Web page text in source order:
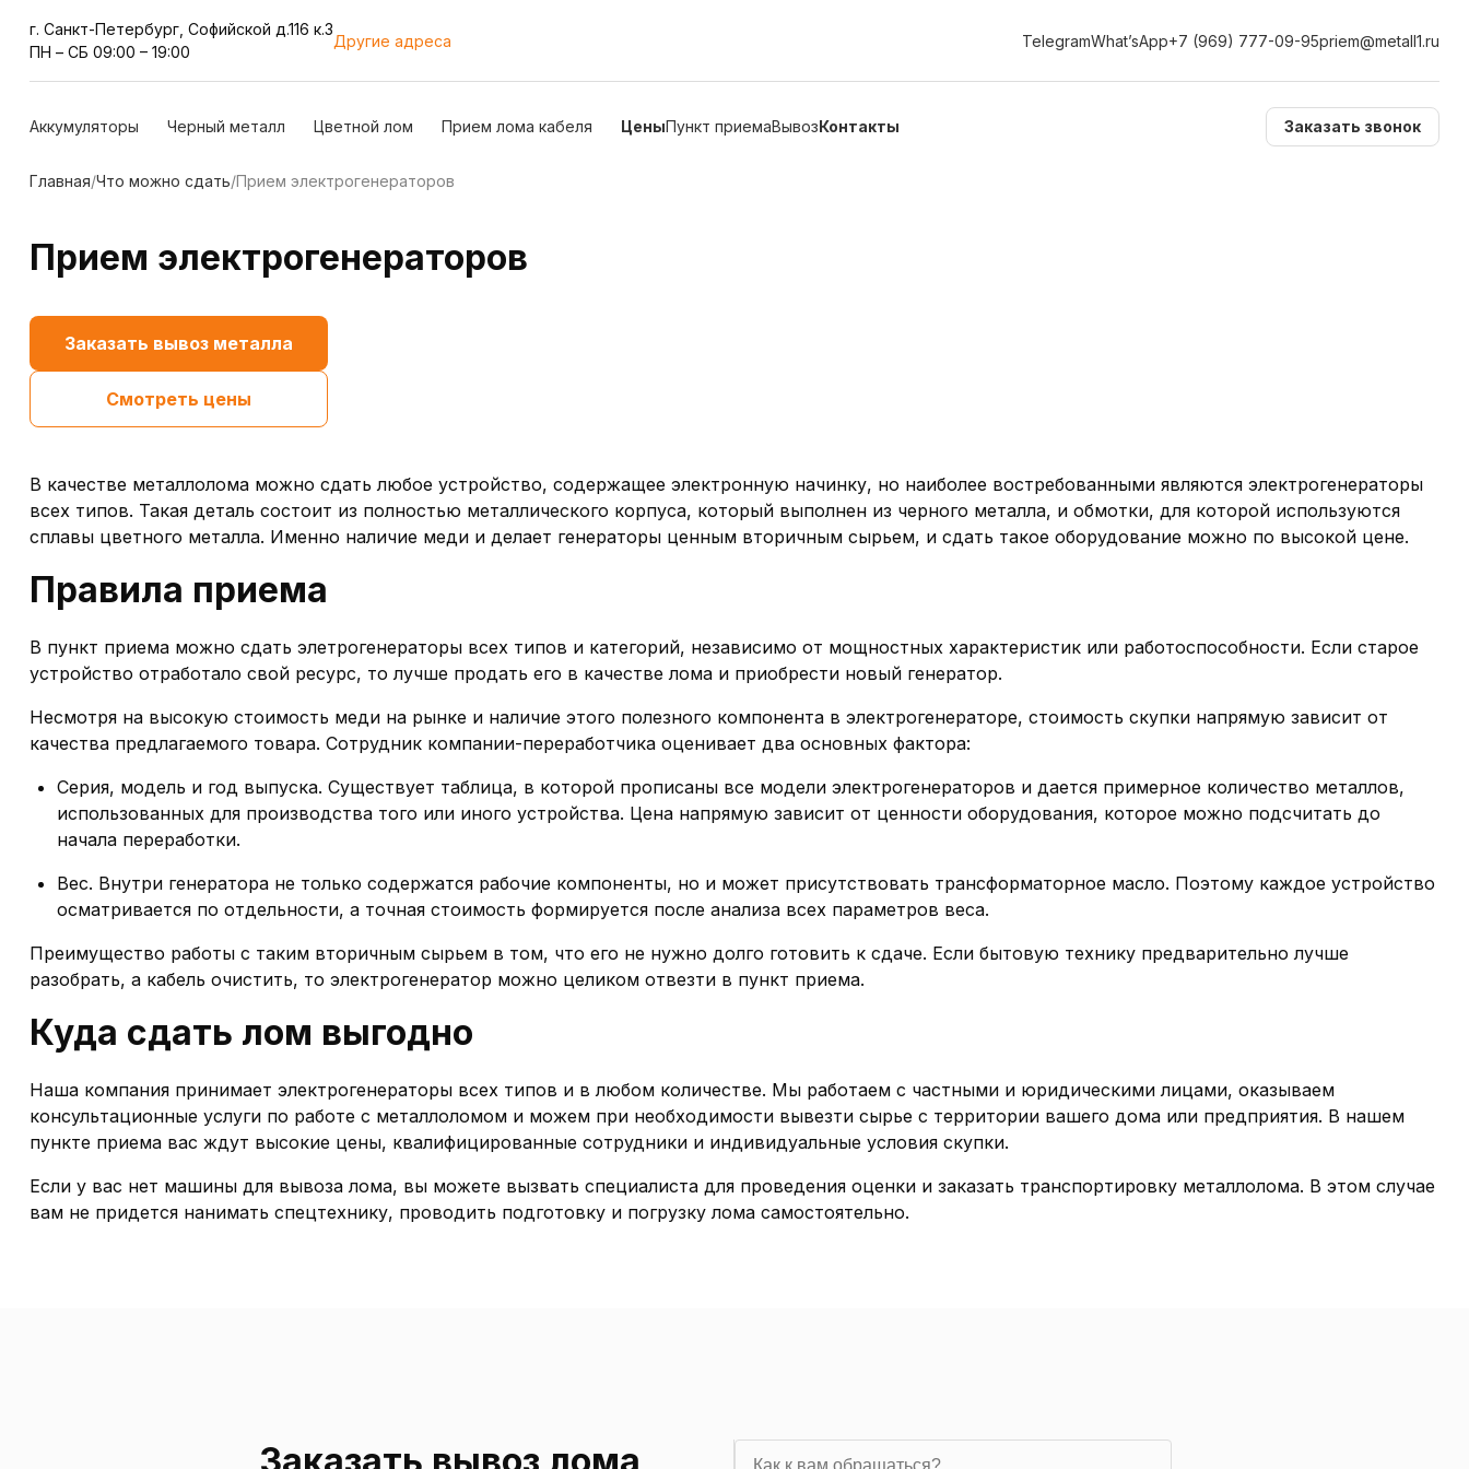
г. Санкт-Петербург, Cофийской д.116 к.3
ПН – СБ 09:00 – 19:00
Другие адреса TelegramWhat’sApp+7 (969) 777-09-95priem@metall1.ru
Аккумуляторы Черный металл Цветной лом Прием лома кабеля ЦеныПункт приемаВывозКонтакты Заказать звонок
Главная/Что можно сдать/Прием электрогенераторов
Прием электрогенераторов
Заказать вывоз металла
Смотреть цены
В качестве металлолома можно сдать любое устройство, содержащее электронную начинку, но наиболее востребованными являются электрогенераторы
всех типов. Такая деталь состоит из полностью металлического корпуса, который выполнен из черного металла, и обмотки, для которой используются
сплавы цветного металла. Именно наличие меди и делает генераторы ценным вторичным сырьем, и сдать такое оборудование можно по высокой цене.
Правила приема
В пункт приема можно сдать элетрогенераторы всех типов и категорий, независимо от мощностных характеристик или работоспособности. Если старое
устройство отработало свой ресурс, то лучше продать его в качестве лома и приобрести новый генератор.
Несмотря на высокую стоимость меди на рынке и наличие этого полезного компонента в электрогенераторе, стоимость скупки напрямую зависит от
качества предлагаемого товара. Сотрудник компании-переработчика оценивает два основных фактора:
Серия, модель и год выпуска. Существует таблица, в которой прописаны все модели электрогенераторов и дается примерное количество металлов,
использованных для производства того или иного устройства. Цена напрямую зависит от ценности оборудования, которое можно подсчитать до
начала переработки.
Вес. Внутри генератора не только содержатся рабочие компоненты, но и может присутствовать трансформаторное масло. Поэтому каждое устройство
осматривается по отдельности, а точная стоимость формируется после анализа всех параметров веса.
Преимущество работы с таким вторичным сырьем в том, что его не нужно долго готовить к сдаче. Если бытовую технику предварительно лучше
разобрать, а кабель очистить, то электрогенератор можно целиком отвезти в пункт приема.
Куда сдать лом выгодно
Наша компания принимает электрогенераторы всех типов и в любом количестве. Мы работаем с частными и юридическими лицами, оказываем
консультационные услуги по работе с металлоломом и можем при необходимости вывезти сырье с территории вашего дома или предприятия. В нашем
пункте приема вас ждут высокие цены, квалифицированные сотрудники и индивидуальные условия скупки.
Если у вас нет машины для вывоза лома, вы можете вызвать специалиста для проведения оценки и заказать транспортировку металлолома. В этом случае
вам не придется нанимать спецтехнику, проводить подготовку и погрузку лома самостоятельно.